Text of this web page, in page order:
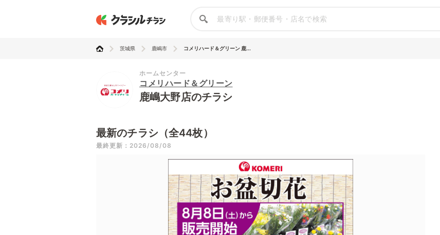
茨城県 鹿嶋市 コメリハード＆グリーン 鹿...
ホームセンター
コメリハード＆グリーン
鹿嶋大野店のチラシ
最新のチラシ（全44枚）
最終更新：2026/08/08